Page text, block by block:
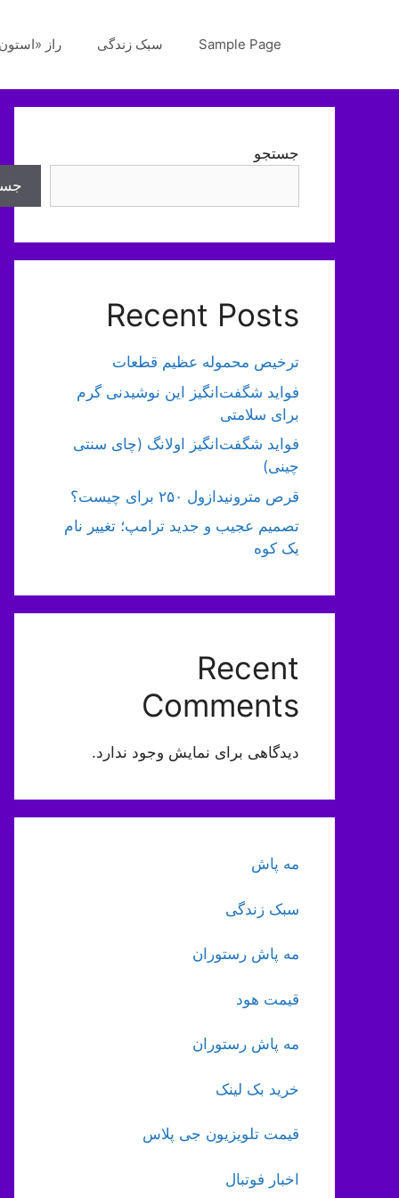
Sample Page سبک زندگی راز
جستجو
Recent Posts
ترخیص محموله عظیم قطعات
فواید شگفت‌انگیز این نوشیدنی گرم
برای سلامتی
فواید شگفت‌انگیز اولانگ (چای سنتی
چینی)
قرص مترونیدازول ۲۵۰ برای چیست؟
تصمیم عجیب و جدید ترامپ؛ تغییر نام
یک کوه
Recent
Comments
دیدگاهی برای نمایش وجود ندارد.
مه پاش
سبک زندگی
مه پاش رستوران
قیمت هود
مه پاش رستوران
خرید بک لینک
قیمت تلویزیون جی پلاس
اخبار فوتبال